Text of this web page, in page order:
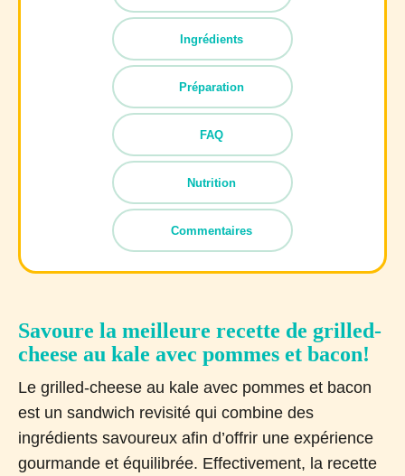
Ingrédients
Préparation
FAQ
Nutrition
Commentaires
Savoure la meilleure recette de grilled-
cheese au kale avec pommes et bacon!
Le grilled-cheese au kale avec pommes et bacon
est un sandwich revisité qui combine des
ingrédients savoureux afin d’offrir une expérience
gourmande et équilibrée. Effectivement, la recette